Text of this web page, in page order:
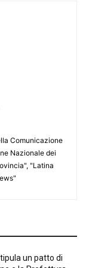
Comunicazione
Nazionale dei
"Latina
un patto di